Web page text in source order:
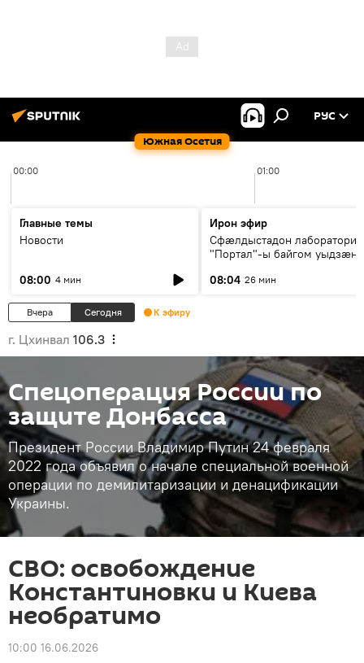
Южная Осетия
РУС
00:00 01:00
Главные темы
Новости
08:00 4 мин
Ирон эфир
Сфæлдыстадон лаборатори
"Портал"-ы байгом уыдзæн
Æхсары куыстыты равдыст
08:04 26 мин
Вчера Сегодня К эфиру
г. Цхинвал 106.3
Спецоперация России по
защите Донбасса
Президент России Владимир Путин 24 февраля
2022 года объявил о начале специальной военной
операции по демилитаризации и денацификации
Украины.
СВО: освобождение
Константиновки и Киева
необратимо
10:00 16.06.2026